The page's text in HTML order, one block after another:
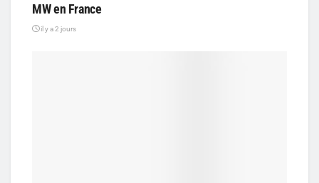
MW en France
il y a 2 jours